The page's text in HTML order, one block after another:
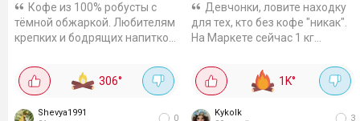
Кофе из 100% робусты с
тёмной обжаркой. Любителям
крепких и бодрящих напитков
получается с насыщенным и
горьковатым вкусом,
приятное шоколадное...
306°
Shevya1991
0
Девчонки, ловите находку
для тех, кто без кофе "никак".
На Маркете сейчас 1 кг
всего за 983₽ , а обычно он от
1200. Сорт - бленд на основе
робусты ,...
1K°
Kykolk
3